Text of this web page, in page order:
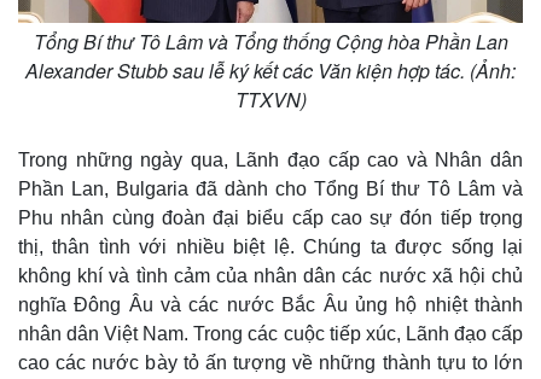
Tổng Bí thư Tô Lâm và Tổng thống Cộng hòa Phần Lan
Alexander Stubb sau lễ ký kết các Văn kiện hợp tác. (Ảnh:
TTXVN)
Trong những ngày qua, Lãnh đạo cấp cao và Nhân dân
Phần Lan, Bulgaria đã dành cho Tổng Bí thư Tô Lâm và
Phu nhân cùng đoàn đại biểu cấp cao sự đón tiếp trọng
thị, thân tình với nhiều biệt lệ. Chúng ta được sống lại
không khí và tình cảm của nhân dân các nước xã hội chủ
nghĩa Đông Âu và các nước Bắc Âu ủng hộ nhiệt thành
nhân dân Việt Nam. Trong các cuộc tiếp xúc, Lãnh đạo cấp
cao các nước bày tỏ ấn tượng về những thành tựu to lớn